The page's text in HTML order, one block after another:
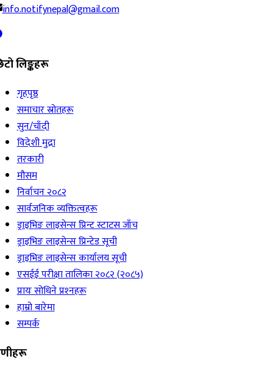
info.notifynepal@gmail.com
लिङ्कहरू
गृहपृष्ठ
समाचार स्रोतहरू
सुन/चाँदी
विदेशी मुद्रा
तरकारी
मौसम
निर्वाचन २०८२
सार्वजनिक व्यक्तित्वहरू
ड्राइभिङ लाइसेन्स प्रिन्ट स्टाटस जाँच
ड्राइभिङ लाइसेन्स प्रिन्टेड सूची
ड्राइभिङ लाइसेन्स कार्यालय सूची
एसईई परीक्षा तालिका २०८२ (२०८५)
प्रायः सोधिने प्रश्‍नहरू
हाम्रो बारेमा
सम्पर्क